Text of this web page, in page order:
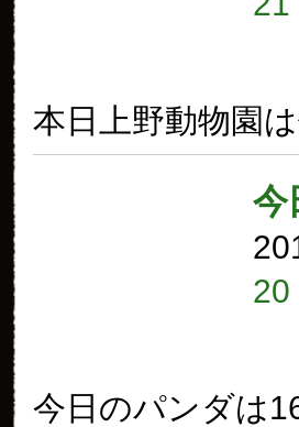
本日上野動物園
今
20
今日のパンダは